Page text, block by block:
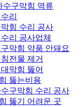
수구막힘 역류
리
힘 수리 공사
리 공사업체
막힘 약품 안돼요
전물 제거
막힘 뚫어
뚫는비용
구막힘 수리 공사
뚫기 어려운 곳